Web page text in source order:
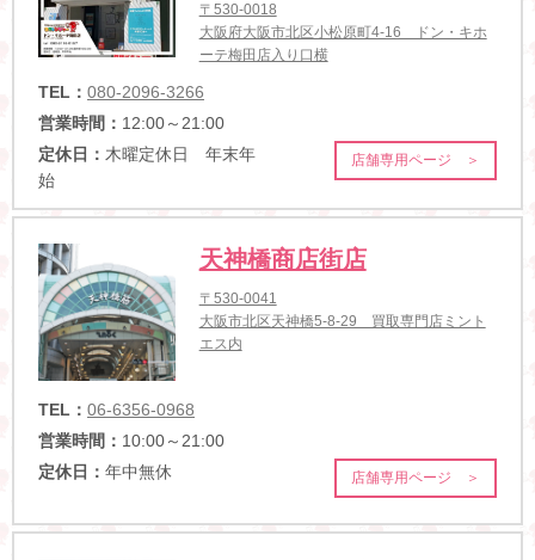
〒530-0018
大阪府大阪市北区小松原町4-16 ドン・キホ
ーテ梅田店入り口横
TEL： 080-2096-3266
営業時間： 12:00～21:00
定休日： 木曜定休日 年末年
始
店舗専用ページ ＞
天神橋商店街店
〒530-0041
大阪市北区天神橋5-8-29 買取専門店ミント
エス内
TEL： 06-6356-0968
営業時間： 10:00～21:00
定休日： 年中無休 店舗専用ページ ＞